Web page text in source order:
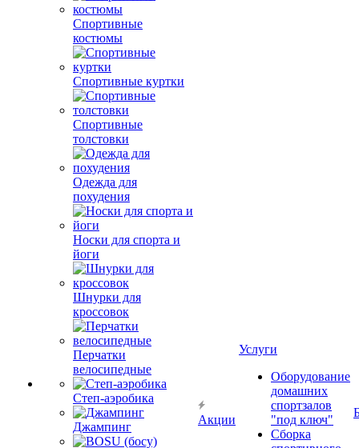
Спортивные
костюмы
Спортивные куртки
Спортивные
толстовки
Одежда для
похудения
Носки для спорта и
йоги
Шнурки для
кроссовок
Перчатки
велосипедные
Степ-аэробика
Джампинг
Акции
Услуги
Оборудование
домашних
спортзалов
"под ключ"
Сборка